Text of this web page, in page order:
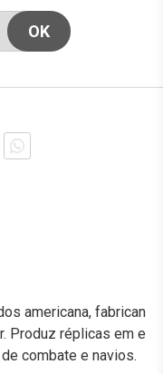
americana, fabrican
Produz réplicas em e
combate e navios.